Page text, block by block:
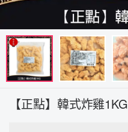
【正點】韓式炸雞1KG